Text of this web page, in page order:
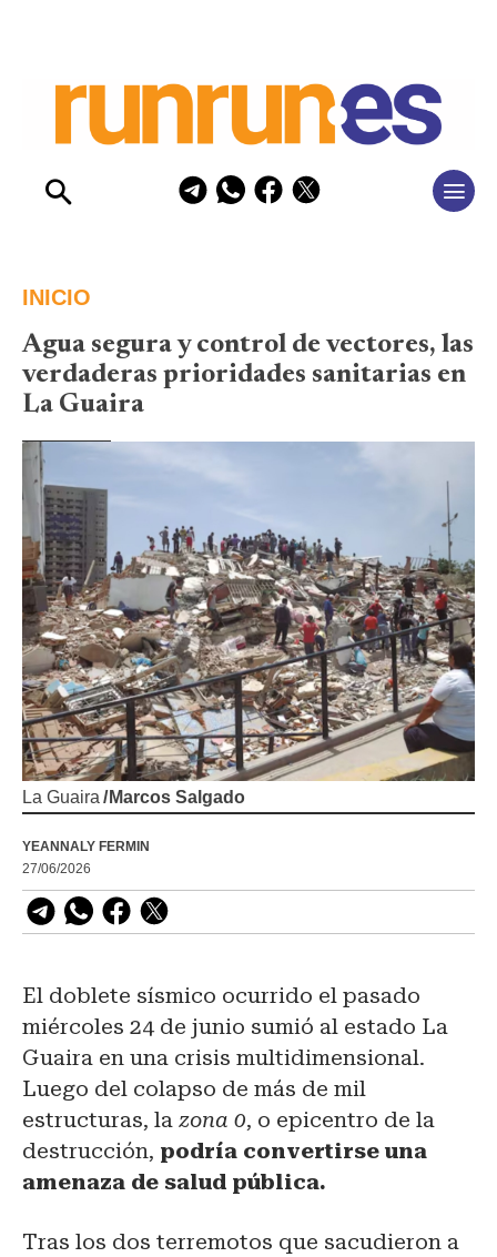
INICIO
Agua segura y control de vectores, las
verdaderas prioridades sanitarias en
La Guaira
La Guaira / Marcos Salgado
YEANNALY FERMIN
27/06/2026
El doblete sísmico ocurrido el pasado
miércoles 24 de junio sumió al estado La
Guaira en una crisis multidimensional.
Luego del colapso de más de mil
estructuras, la zona 0, o epicentro de la
destrucción, podría convertirse una
amenaza de salud pública.
Tras los dos terremotos que sacudieron a